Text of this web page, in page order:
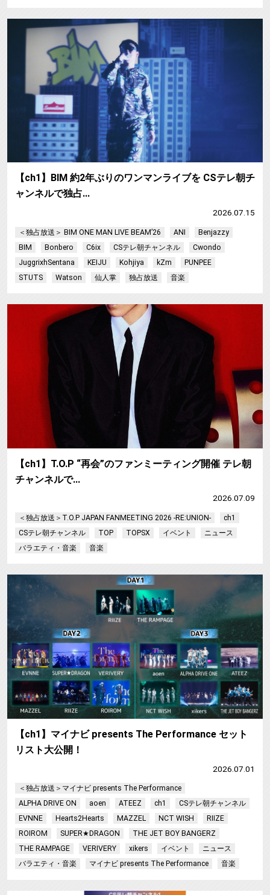
【ch1】BIM 約2年ぶりのワンマンライブを CSテレ朝チ
ャンネルで独占…
2026.07.15
＜独占放送＞ BIM ONE MAN LIVE BEAM’26 ANI
Benjazzy
BIM
Bonbero C6ix CSテレ朝チャンネル
Cwondo
JuggrixhSentana
KEIJU Kohjiya kZm
PUNPEE
STUTS
Watson 仙人掌 独占放送 音楽
【ch1】T.O.P “再会”のファンミーティング開催 テレ朝
チャンネルで…
2026.07.09
＜独占放送＞T.O.P JAPAN FANMEETING 2026 -RE:UNION-
ch1
CSテレ朝チャンネル
TOP TOPSX イベント
ニュース
バラエティ・音楽
音楽
【ch1】マイナビ presents The Performance セット
リスト大公開！
2026.07.01
＜独占放送＞マイナビ presents The Performance
ALPHA DRIVE ON
aoen ATEEZ ch1
CSテレ朝チャンネル
EVNNE
Hearts2Hearts MAZZEL NCT WISH
RIIZE
ROIROM
SUPER★DRAGON
THE JET BOY BANGERZ
THE RAMPAGE
VERIVERY xikers イベント
ニュース
バラエティ・音楽
マイナビ presents The Performance 音楽